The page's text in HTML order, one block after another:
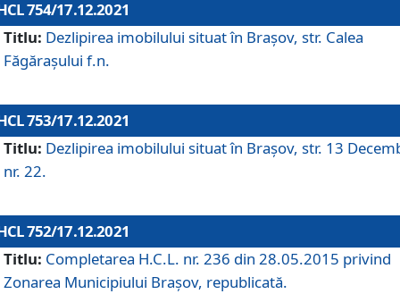
754/17.12.2021
Titlu: Dezlipirea imobilului situat în Brașov, str. Calea
Făgărașului f.n.
753/17.12.2021
Titlu: Dezlipirea imobilului situat în Brașov, str. 13
nr. 22.
752/17.12.2021
Titlu: Completarea H.C.L. nr. 236 din 28.05.2015 privind
Zonarea Municipiului Braşov, republicată.